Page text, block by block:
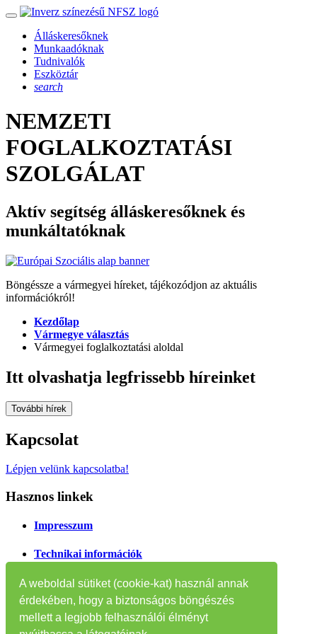
A weboldal sütiket (cookie-kat) használ annak
érdekében, hogy a biztonságos böngészés
mellett a legjobb felhasználói élményt
Álláskeresőknek
Munkaadóknak
Tudnivalók
Eszköztár
search
NEMZETI
FOGLALKOZTATÁSI
SZOLGÁLAT
Aktív segítség álláskeresőknek és
munkáltatóknak
Böngéssze a vármegyei híreket, tájékozódjon az aktuális
információkról!
Kezdőlap
Vármegye választás
Vármegyei foglalkoztatási aloldal
Itt olvashatja legfrissebb híreinket
További hírek
Kapcsolat
Lépjen velünk kapcsolatba!
Hasznos linkek
Impresszum
Technikai információk
Oldaltérkép
Tájékoztatók